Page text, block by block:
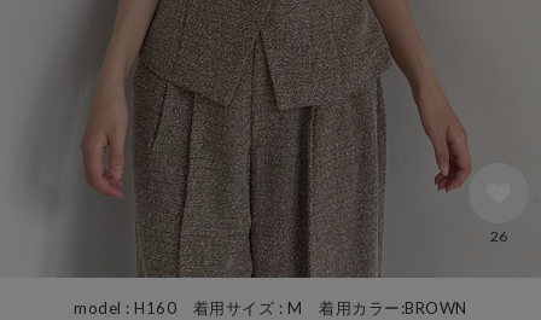
model : H160 着用サイズ : M 着用カラー:BROWN
26